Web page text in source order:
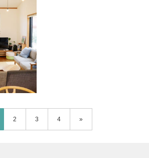
2 3 4 »